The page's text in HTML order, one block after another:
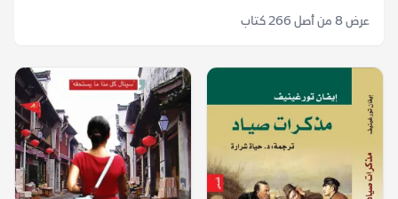
عرض 8 من أصل 266 كتاب